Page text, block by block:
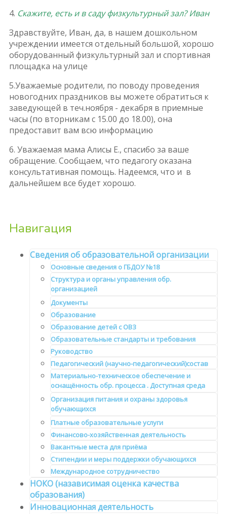
4. Скажите, есть и в саду физкультурный зал? Иван
Здравствуйте, Иван, да, в нашем дошкольном
учреждении имеется отдельный большой, хорошо
оборудованный физкультурный зал и спортивная
площадка на улице
5.Уважаемые родители, по поводу проведения
новогодних праздников вы можете обратиться к
заведующей в теч.ноября - декабря в приемные
часы (по вторникам с 15.00 до 18.00), она
предоставит вам всю информацию
6. Уважаемая мама Алисы Е., спасибо за ваше
обращение. Сообщаем, что педагогу оказана
консультативная помощь. Надеемся, что и в
дальнейшем все будет хорошо.
Навигация
Сведения об образовательной организации
Основные сведения о ГБДОУ №18
Структура и органы управления обр.
организацией
Документы
Образование
Образование детей с ОВЗ
Образовательные стандарты и требования
Руководство
Педагогический (научно-педагогический)состав
Материально-техническое обеспечение и
оснащённость обр. процесса . Доступная среда
Организация питания и охраны здоровья
обучающихся
Платные образовательные услуги
Финансово-хозяйственная деятельность
Вакантные места для приёма
Стипендии и меры поддержки обучающихся
Международное сотрудничество
НОКО (назависимая оценка качества
образования)
Инновационная деятельность